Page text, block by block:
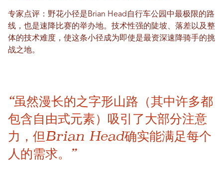
专家点评：野花小径是Brian Head自行车公园中最极限的路
线，也是速降比赛的举办地。技术性强的陡坡、落差以及整
体的技术难度，使这条小径成为即使是最资深速降骑手的挑
战之地。
“虽然漫长的之字形山路（其中许多都
包含自由式元素）吸引了大部分注意
力，但Brian Head确实能满足每个
人的需求。”